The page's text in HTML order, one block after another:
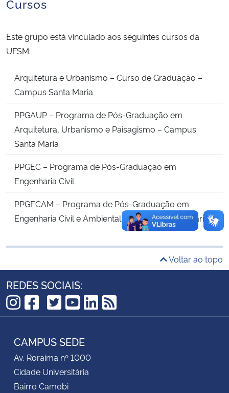
Ministério da Mulher, da Família e dos Direitos Humanos
Secretaria-Geral
Gabinete de Segurança Institucional
Advocacia-Geral da União
Banco Central do Brasil
Planalto
Este grupo está vinculado aos seguintes cursos da
UFSM:
Arquitetura e Urbanismo – Curso de Graduação –
Campus Santa Maria
PPGAUP – Programa de Pós-Graduação em
Arquitetura, Urbanismo e Paisagismo – Campus
Santa Maria
PPGEC – Programa de Pós-Graduação em
Engenharia Civil
PPGECAM – Programa de Pós-Graduação em
Engenharia Civil e Ambiental – Campus Santa Maria
Voltar ao topo
REDES SOCIAIS:
Instagram
Facebook
TikTok
Twitter
YouTube
LinkedIn
RSS
CAMPUS SEDE
Av. Roraima nº 1000
Cidade Universitária
Bairro Camobi